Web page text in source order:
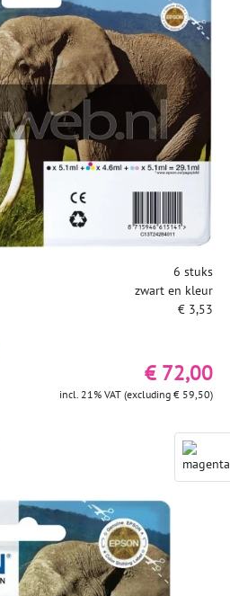
6 stuks
zwart en kleur
€ 3,53
€ 72,00
incl. 21% VAT (excluding € 59,50)